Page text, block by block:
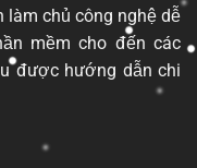
làm chủ công nghệ dễ
mềm cho đến các
được hướng dẫn chi